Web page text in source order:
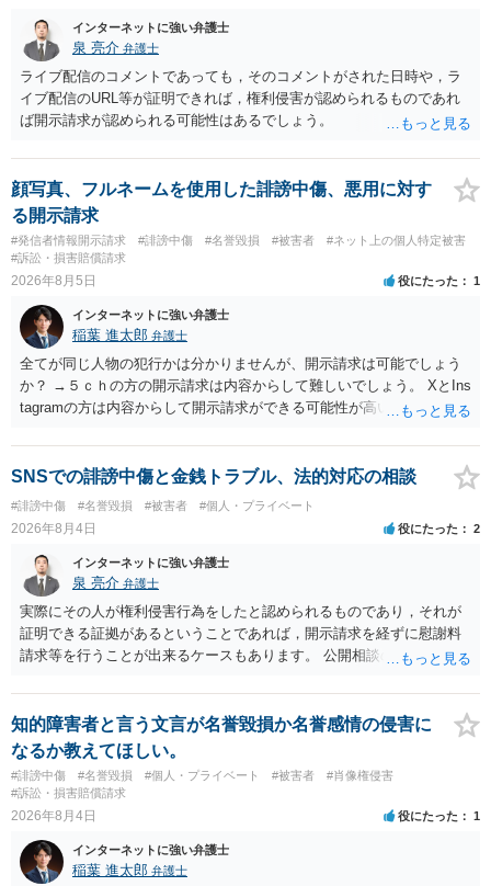
インターネットに強い弁護士
泉 亮介 弁護士
ライブ配信のコメントであっても，そのコメントがされた日時や，ラ
イブ配信のURL等が証明できれば，権利侵害が認められるものであれ
ば開示請求が認められる可能性はあるでしょう。
顔写真、フルネームを使用した誹謗中傷、悪用に対す
る開示請求
#発信者情報開示請求 #誹謗中傷 #名誉毀損 #被害者
#ネット上の個人特定被害
#訴訟・損害賠償請求
2026年8月5日 役にたった 1
インターネットに強い弁護士
稲葉 進太郎 弁護士
全てが同じ人物の犯行かは分かりませんが、開示請求は可能でしょう
か？ →５ｃｈの方の開示請求は内容からして難しいでしょう。 XとIns
tagramの方は内容からして開示請求ができる可能性が高いでしょう。
いでしょう。７月中にアカウントが削除されている場合、今から進め
ても失敗する可能性が高いように思われます。 相手を特定できた場
合、相手に全ての弁護士費用を負担させることは可能でしょうか？ →
訴訟外の交渉で相手方が認めれば負担させることができるでしょう。
訴訟で判決となった場合は、実際の弁護士費用が認められる場合と認
められない場合があり何ともいえないところでしょう。
SNSでの誹謗中傷と金銭トラブル、法的対応の相談
#誹謗中傷 #名誉毀損 #被害者 #個人・プライベート
2026年8月4日 役にたった 2
インターネットに強い弁護士
泉 亮介 弁護士
実際にその人が権利侵害行為をしたと認められるものであり，それが
証明できる証拠があるということであれば，開示請求を経ずに慰謝料
請求等を行うことが出来るケースもあります。 公開相談の場では回答
に個別に相談されると良いでしょう。
知的障害者と言う文言が名誉毀損か名誉感情の侵害に
なるか教えてほしい。
#誹謗中傷 #名誉毀損 #個人・プライベート #被害者
#肖像権侵害
#訴訟・損害賠償請求
2026年8月4日 役にたった 1
インターネットに強い弁護士
稲葉 進太郎 弁護士